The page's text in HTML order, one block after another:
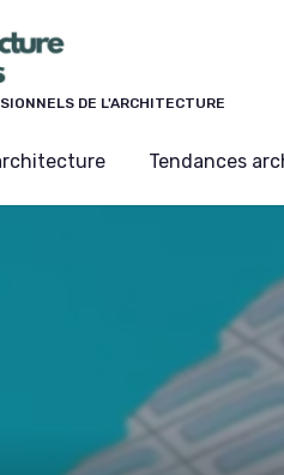
DE L'ARCHITECTURE
Tendances